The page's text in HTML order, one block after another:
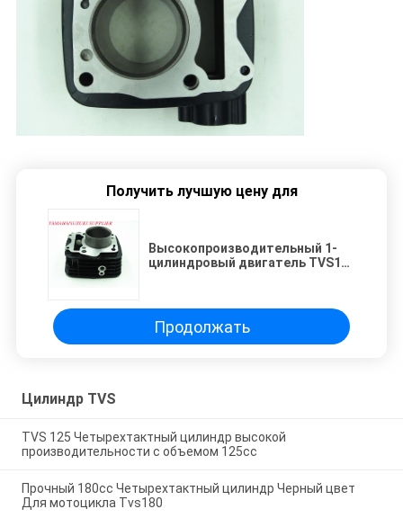
Получить лучшую цену для
Высокопроизводительный 1-
цилиндровый двигатель TVS125
Продолжать
Цилиндр TVS
TVS 125 Четырехтактный цилиндр высокой
производительности с объемом 125cc
Прочный 180cc Четырехтактный цилиндр Черный цвет
Для мотоцикла Tvs180